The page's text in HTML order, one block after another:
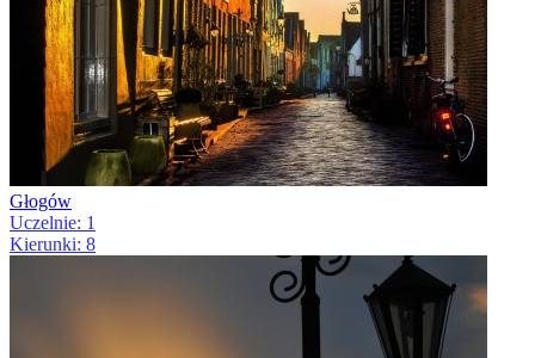
Głogów
Uczelnie: 1
Kierunki: 8